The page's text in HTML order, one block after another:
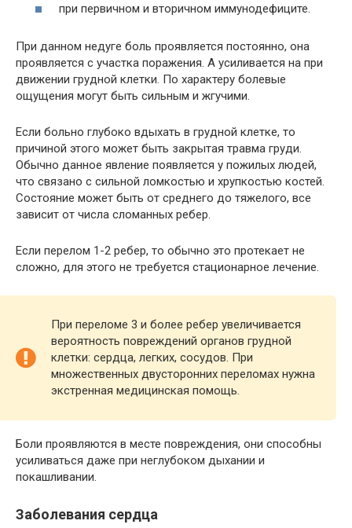
при первичном и вторичном иммунодефиците.
При данном недуге боль проявляется постоянно, она
проявляется с участка поражения. А усиливается на при
движении грудной клетки. По характеру болевые
ощущения могут быть сильным и жгучими.
Если больно глубоко вдыхать в грудной клетке, то
причиной этого может быть закрытая травма груди.
Обычно данное явление появляется у пожилых людей,
что связано с сильной ломкостью и хрупкостью костей.
Состояние может быть от среднего до тяжелого, все
зависит от числа сломанных ребер.
Если перелом 1-2 ребер, то обычно это протекает не
сложно, для этого не требуется стационарное лечение.
При переломе 3 и более ребер увеличивается
вероятность повреждений органов грудной
клетки: сердца, легких, сосудов. При
множественных двусторонних переломах нужна
экстренная медицинская помощь.
Боли проявляются в месте повреждения, они способны
усиливаться даже при неглубоком дыхании и
покашливании.
Заболевания сердца